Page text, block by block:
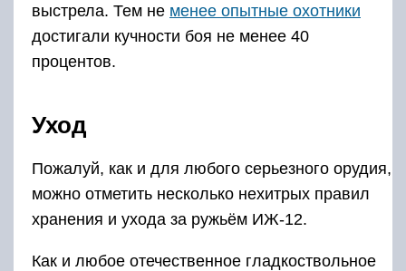
выстрела. Тем не менее опытные охотники
достигали кучности боя не менее 40
процентов.
Уход
Пожалуй, как и для любого серьезного орудия,
можно отметить несколько нехитрых правил
хранения и ухода за ружьём ИЖ-12.
Как и любое отечественное гладкоствольное